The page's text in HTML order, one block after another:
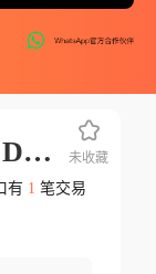
Garzon Alvear Nancy Del Rocio
有 1 笔交易
未收藏